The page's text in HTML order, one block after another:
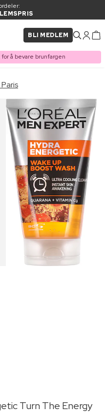
BLI MEDLEM
å bevare brunfargen
Turn The Energy